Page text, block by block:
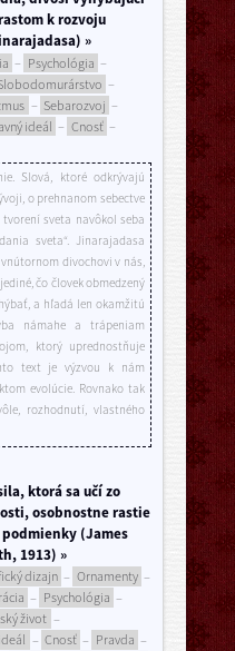
k rozvoju
»
– Psychológia –
–
– Sebarozvoj –
ideál – Cnosť –
Slová, ktoré odkrývajú
o prehnanom sebectve
sveta navôkol seba
sveta“. Jinarajadasa
divochovi v nás,
čo človek obmedzený
a hľadá len okamžitú
námahe a trápeniam
ktorý uprednostňuje
text je výzvou k nám
evolúcie. Rovnako tak
rozhodnutí, vlastného
ktorá sa učí zo
osobnostne rastie
(James
1913) »
dizajn – Ornamenty –
– Psychológia –
život –
– Cnosť – Pravda –